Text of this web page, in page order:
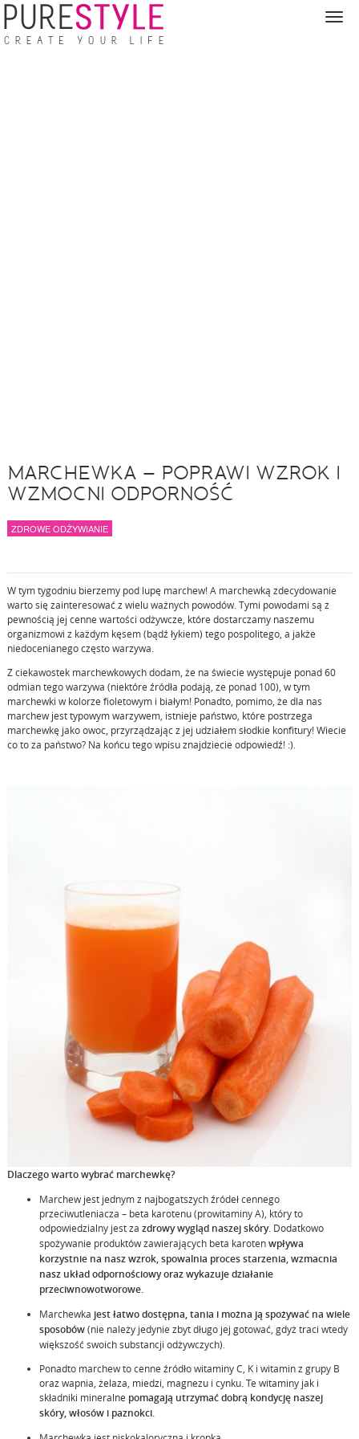
MARCHEWKA – POPRAWI WZROK I
WZMOCNI ODPORNOŚĆ
ZDROWE ODŻYWIANIE
W tym tygodniu bierzemy pod lupę marchew! A marchewką zdecydowanie
warto się zainteresować z wielu ważnych powodów. Tymi powodami są z
pewnością jej cenne wartości odżywcze, które dostarczamy naszemu
organizmowi z każdym kęsem (bądź łykiem) tego pospolitego, a jakże
niedocenianego często warzywa.
Z ciekawostek marchewkowych dodam, że na świecie występuje ponad 60
odmian tego warzywa (niektóre źródła podają, ze ponad 100), w tym
marchewki w kolorze fioletowym i białym! Ponadto, pomimo, że dla nas
marchew jest typowym warzywem, istnieje państwo, które postrzega
marchewkę jako owoc, przyrządzając z jej udziałem słodkie konfitury! Wiecie
co to za państwo? Na końcu tego wpisu znajdziecie odpowiedź! :).
Dlaczego warto wybrać marchewkę?
Marchew jest jednym z najbogatszych źródeł cennego
przeciwutleniacza – beta karotenu (prowitaminy A), który to
odpowiedzialny jest za zdrowy wygląd naszej skóry. Dodatkowo
spożywanie produktów zawierających beta karotenwpływa
korzystnie na nasz wzrok, spowalnia proces starzenia, wzmacnia
nasz układ odpornościowy oraz wykazujedziałanie
przeciwnowotworowe.
Marchewka jest łatwo dostępna, tania i można ją spożywać na wiele
sposobów(nie należy jedynie zbyt długo jej gotować, gdyż traci wtedy
większość swoich substancji odżywczych).
Ponadto marchew to cenne źródło witaminy C, K i witamin z grupy B
oraz wapnia, żelaza, miedzi, magnezu i cynku. Te witaminy jak i
składniki mineralne pomagają utrzymać dobrą kondycję naszej
skóry, włosów i paznokci.